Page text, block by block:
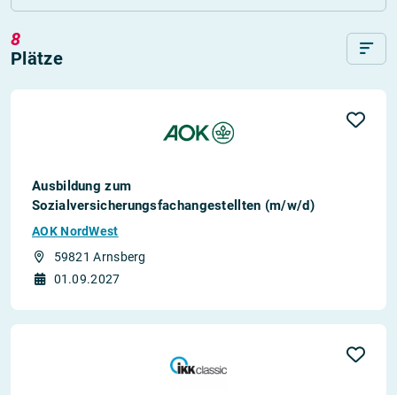
8
Plätze
Ausbildung zum
Sozialversicherungsfachangestellten (m/w/d)
AOK NordWest
59821 Arnsberg
01.09.2027